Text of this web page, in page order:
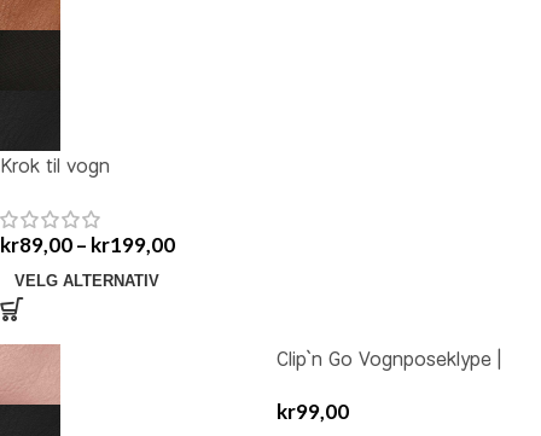
Krok til vogn
kr89,00– kr199,00
VELG ALTERNATIV
Clip`n Go Vognposeklype |
kr99,00